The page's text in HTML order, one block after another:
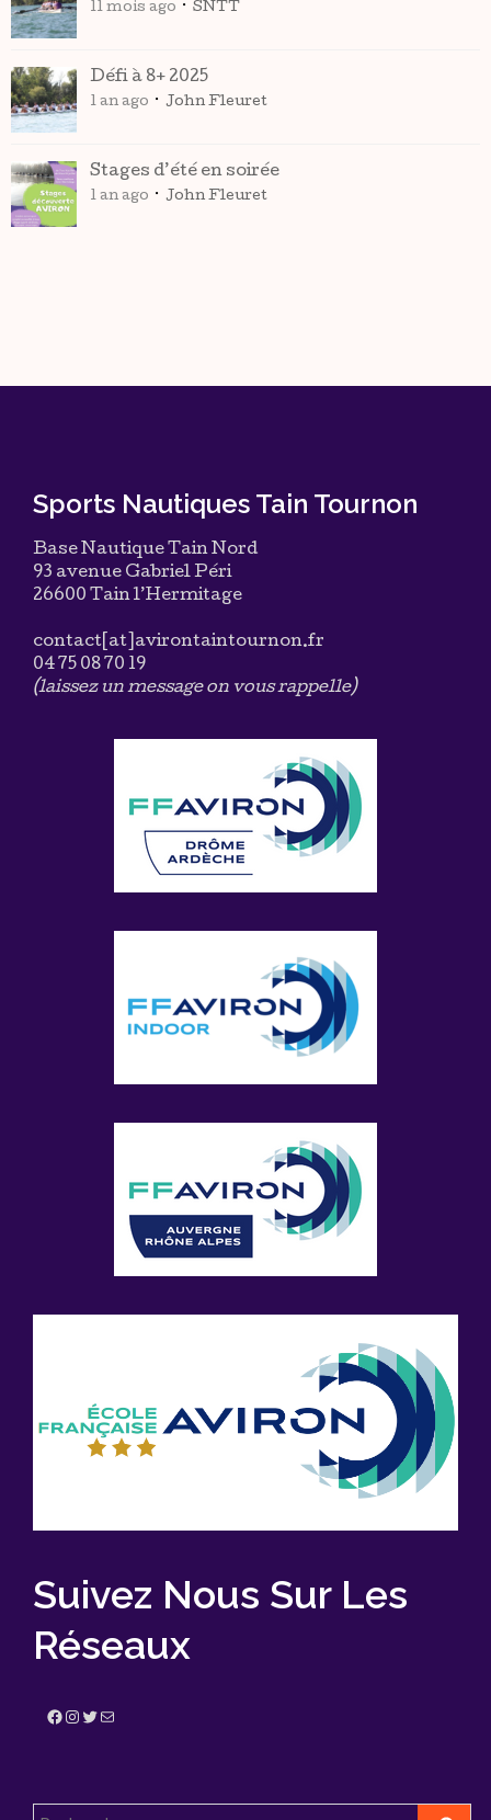
11 mois ago SNTT
Défi à 8+ 2025
1 an ago John Fleuret
Stages d’été en soirée
1 an ago John Fleuret
Sports Nautiques Tain Tournon
Base Nautique Tain Nord
93 avenue Gabriel Péri
26600 Tain l’Hermitage
contact[at]avirontaintournon.fr
04 75 08 70 19
(laissez un message on vous rappelle)
Suivez Nous Sur Les
Réseaux
Facebook InstagramTwitter E-mail
Rechercher :